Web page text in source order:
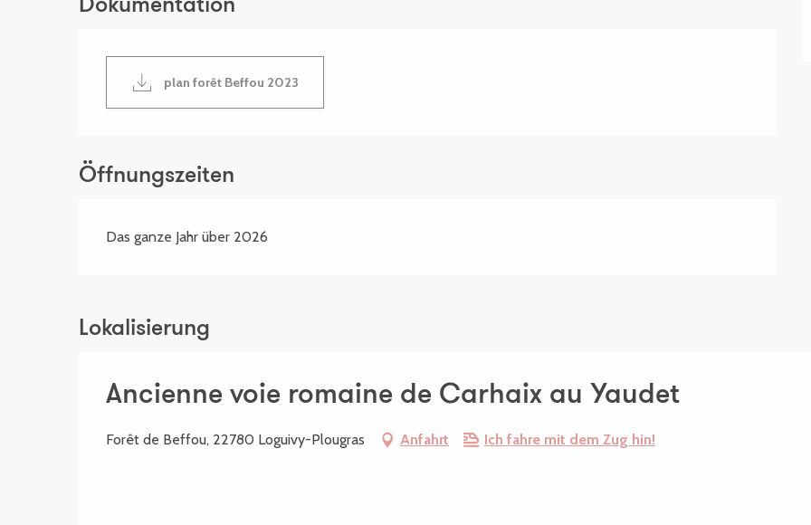
Dokumentation
plan forêt Beffou 2023
Öffnungszeiten
Das ganze Jahr über 2026
Lokalisierung
Ancienne voie romaine de Carhaix au Yaudet
Forêt de Beffou, 22780 Loguivy-Plougras Anfahrt Ich fahre mit dem Zug hin!